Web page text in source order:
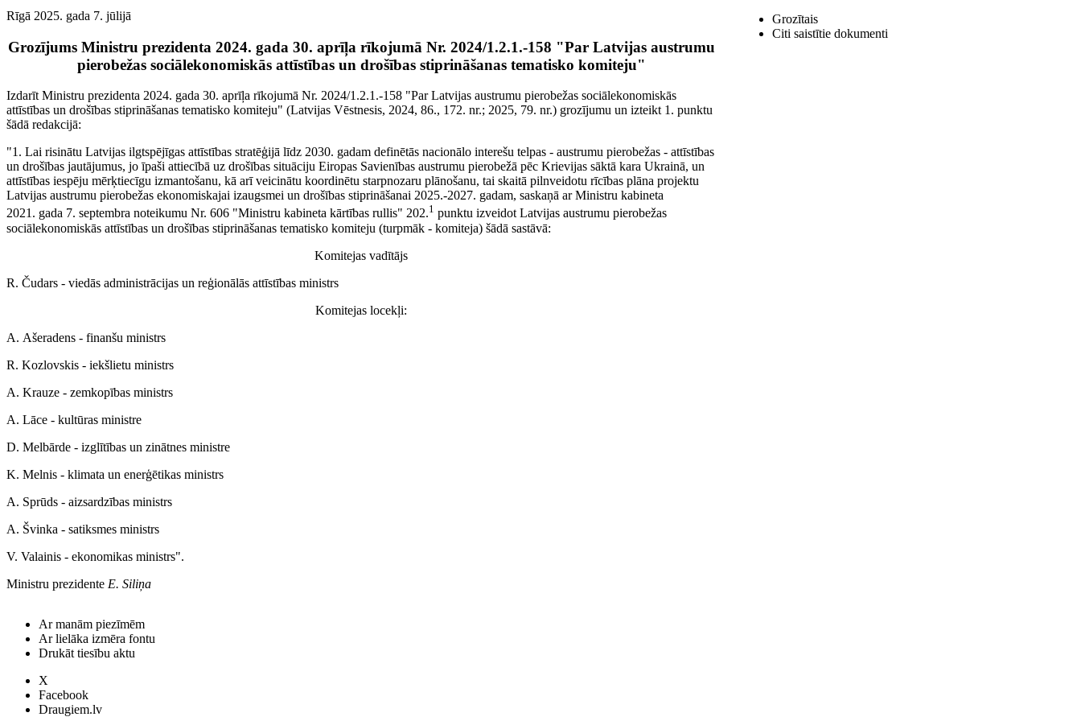
Rīgā 2025. gada 7. jūlijā
Grozījums Ministru prezidenta 2024. gada 30. aprīļa rīkojumā Nr. 2024/1.2.1.-158 "Par Latvijas austrumu
pierobežas sociālekonomiskās attīstības un drošības stiprināšanas tematisko komiteju"
Izdarīt Ministru prezidenta 2024. gada 30. aprīļa rīkojumā Nr. 2024/1.2.1.-158 "Par Latvijas austrumu pierobežas sociālekonomiskās
attīstības un drošības stiprināšanas tematisko komiteju" (Latvijas Vēstnesis, 2024, 86., 172. nr.; 2025, 79. nr.) grozījumu un izteikt 1. punktu
šādā redakcijā:
"1. Lai risinātu Latvijas ilgtspējīgas attīstības stratēģijā līdz 2030. gadam definētās nacionālo interešu telpas - austrumu pierobežas - attīstības
un drošības jautājumus, jo īpaši attiecībā uz drošības situāciju Eiropas Savienības austrumu pierobežā pēc Krievijas sāktā kara Ukrainā, un
attīstības iespēju mērķtiecīgu izmantošanu, kā arī veicinātu koordinētu starpnozaru plānošanu, tai skaitā pilnveidotu rīcības plāna projektu
Latvijas austrumu pierobežas ekonomiskajai izaugsmei un drošības stiprināšanai 2025.-2027. gadam, saskaņā ar Ministru kabineta
2021. gada 7. septembra noteikumu Nr. 606 "Ministru kabineta kārtības rullis" 202.1 punktu izveidot Latvijas austrumu pierobežas
sociālekonomiskās attīstības un drošības stiprināšanas tematisko komiteju (turpmāk - komiteja) šādā sastāvā:
Komitejas vadītājs
R. Čudars - viedās administrācijas un reģionālās attīstības ministrs
Komitejas locekļi:
A. Ašeradens - finanšu ministrs
R. Kozlovskis - iekšlietu ministrs
A. Krauze - zemkopības ministrs
A. Lāce - kultūras ministre
D. Melbārde - izglītības un zinātnes ministre
K. Melnis - klimata un enerģētikas ministrs
A. Sprūds - aizsardzības ministrs
A. Švinka - satiksmes ministrs
V. Valainis - ekonomikas ministrs".
Ministru prezidente E. Siliņa
Grozītais
Citi saistītie dokumenti
Ar manām piezīmēm
Ar lielāka izmēra fontu
Drukāt tiesību aktu
X
Facebook
Draugiem.lv